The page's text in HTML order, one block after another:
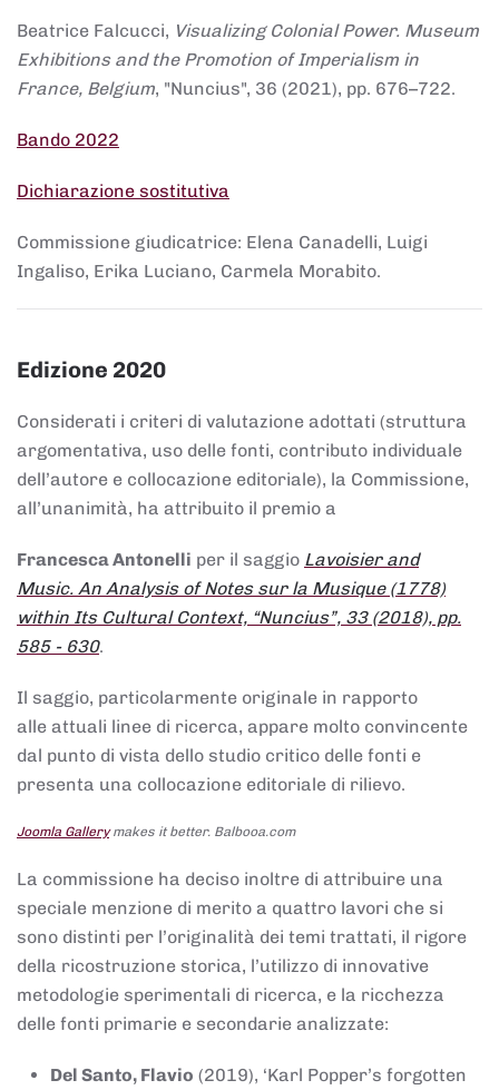
Beatrice Falcucci, Visualizing Colonial Power. Museum
Exhibitions and the Promotion of Imperialism in
France, Belgium, "Nuncius", 36 (2021), pp. 676–722.
Bando 2022
Dichiarazione sostitutiva
Commissione giudicatrice: Elena Canadelli, Luigi
Ingaliso, Erika Luciano, Carmela Morabito.
Edizione 2020
Considerati i criteri di valutazione adottati (struttura
argomentativa, uso delle fonti, contributo individuale
dell’autore e collocazione editoriale), la Commissione,
all’unanimità, ha attribuito il premio a
Francesca Antonelli per il saggio Lavoisier and
Music. An Analysis of Notes sur la Musique (1778)
within Its Cultural Context, “Nuncius”, 33 (2018), pp.
585 - 630.
Il saggio, particolarmente originale in rapporto
alle attuali linee di ricerca, appare molto convincente
dal punto di vista dello studio critico delle fonti e
presenta una collocazione editoriale di rilievo.
Joomla Gallerymakes it better. Balbooa.com
La commissione ha deciso inoltre di attribuire una
speciale menzione di merito a quattro lavori che si
sono distinti per l’originalità dei temi trattati, il rigore
della ricostruzione storica, l’utilizzo di innovative
metodologie sperimentali di ricerca, e la ricchezza
delle fonti primarie e secondarie analizzate:
Del Santo, Flavio (2019), ‘Karl Popper’s forgotten